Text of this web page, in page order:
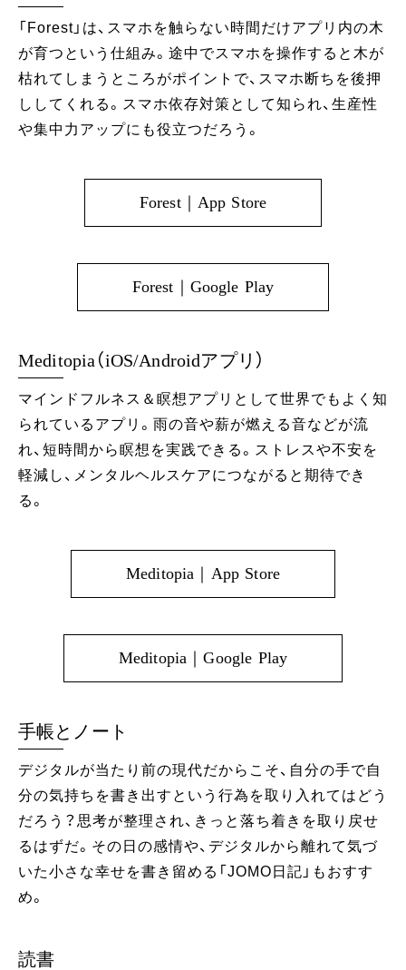
「Forest」は、スマホを触らない時間だけアプリ内の木
が育つという仕組み。途中でスマホを操作すると木が
枯れてしまうところがポイントで、スマホ断ちを後押
ししてくれる。スマホ依存対策として知られ、生産性
や集中力アップにも役立つだろう。
Forest｜App Store
Forest｜Google Play
Meditopia（iOS/Androidアプリ）
マインドフルネス＆瞑想アプリとして世界でもよく知
られているアプリ。雨の音や薪が燃える音などが流
れ、短時間から瞑想を実践できる。ストレスや不安を
軽減し、メンタルヘルスケアにつながると期待でき
る。
Meditopia｜App Store
Meditopia｜Google Play
手帳とノート
デジタルが当たり前の現代だからこそ、自分の手で自
分の気持ちを書き出すという行為を取り入れてはどう
だろう？思考が整理され、きっと落ち着きを取り戻せ
るはずだ。その日の感情や、デジタルから離れて気づ
いた小さな幸せを書き留める「JOMO日記」もおすす
め。
読書